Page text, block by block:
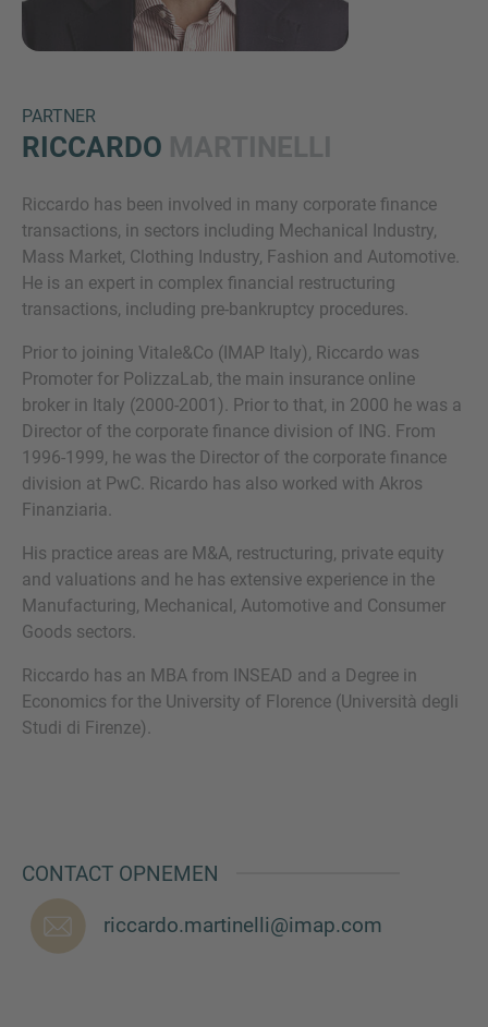
PARTNER
RICCARDO
Riccardo has been involved in many corporate finance
transactions, in sectors including Mechanical Industry,
Mass Market, Clothing Industry, Fashion and Automotive.
He is an expert in complex financial restructuring
transactions, including pre-bankruptcy procedures.
Prior to joining Vitale&Co (IMAP Italy), Riccardo was
Promoter for PolizzaLab, the main insurance online
broker in Italy (2000-2001). Prior to that, in 2000 he was a
Director of the corporate finance division of ING. From
1996-1999, he was the Director of the corporate finance
division at PwC. Ricardo has also worked with Akros
Finanziaria.
His practice areas are M&A, restructuring, private equity
and valuations and he has extensive experience in the
Manufacturing, Mechanical, Automotive and Consumer
Goods sectors.
Riccardo has an MBA from INSEAD and a Degree in
Economics for the University of Florence (Università degli
Studi di Firenze).
CONTACT OPNEMEN
riccardo.martinelli@imap.com
VRAGEN?
NEEM CONTACT MET ONS OP
Inquiry
Klik hier om aan te geven dat je de juridische
gelezen en ermee akkoord gaat.
Aanvraag verzenden